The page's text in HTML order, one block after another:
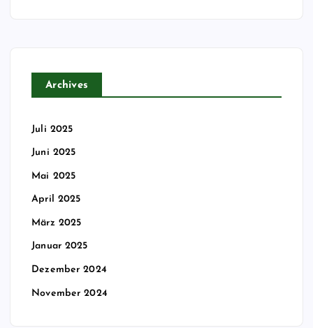
Archives
Juli 2025
Juni 2025
Mai 2025
April 2025
März 2025
Januar 2025
Dezember 2024
November 2024